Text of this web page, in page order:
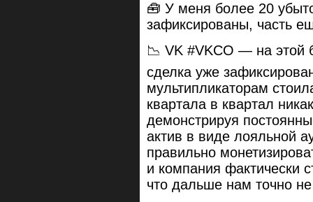
🧰 У меня более 20
зафиксированы, часть
📉 VK #VKCO — на этой
сделка уже
мультипликаторам
квартала в квартал
демонстрируя
актив в виде лояльной
правильно
и компания фактически
что дальше нам точно